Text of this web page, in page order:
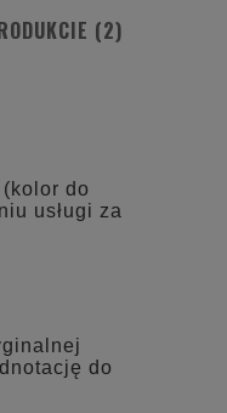
(2)
do
usługi za
do